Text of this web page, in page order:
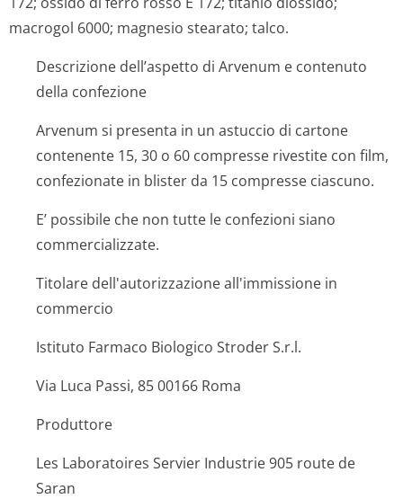
macrogol 6000; magnesio stearato; talco.
Descrizione dell’aspetto di Arvenum e contenuto
della confezione
Arvenum si presenta in un astuccio di cartone
contenente 15, 30 o 60 compresse rivestite con film,
confezionate in blister da 15 compresse ciascuno.
E’ possibile che non tutte le confezioni siano
commercializzate.
Titolare dell'autorizzazione all'immissione in
commercio
Istituto Farmaco Biologico Stroder S.r.l.
Via Luca Passi, 85 00166 Roma
Produttore
Les Laboratoires Servier Industrie 905 route de
Saran